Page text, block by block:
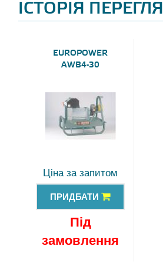
ІСТОРІЯ
EUROPOWER
AWB4-30
Ціна за запитом
ПРИДБАТИ
Під
замовлення